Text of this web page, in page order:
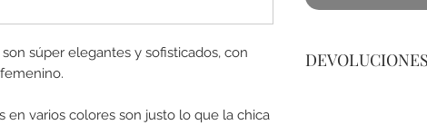
súper elegantes y sofisticados, con
en varios colores son justo lo que la chica
DEVOLUCIONES